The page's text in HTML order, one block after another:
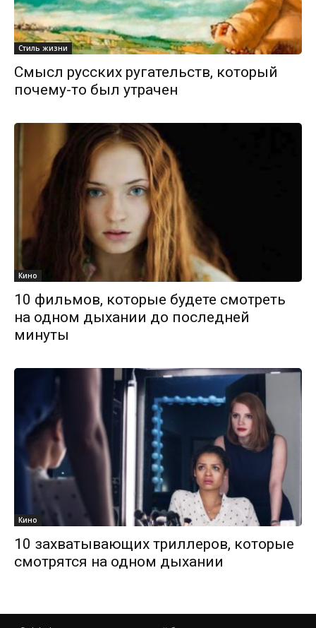
Стиль жизни
Смысл русских ругательств, который
почему-то был утрачен
Кино
10 фильмов, которые будете смотреть
на одном дыхании до последней
минуты
Кино
10 захватывающих триллеров, которые
смотрятся на одном дыхании